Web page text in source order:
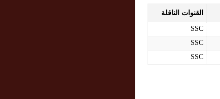
القنوات الناقلة
SSC
SSC
SSC